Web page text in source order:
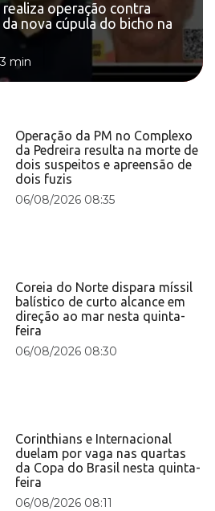
operação contra
nova cúpula do bicho na
3 min
Operação da PM no Complexo
da Pedreira resulta na morte de
dois suspeitos e apreensão de
dois fuzis
06/08/2026 08:35
Coreia do Norte dispara míssil
balístico de curto alcance em
direção ao mar nesta quinta-
feira
06/08/2026 08:30
Corinthians e Internacional
duelam por vaga nas quartas
da Copa do Brasil nesta quinta-
feira
06/08/2026 08:11